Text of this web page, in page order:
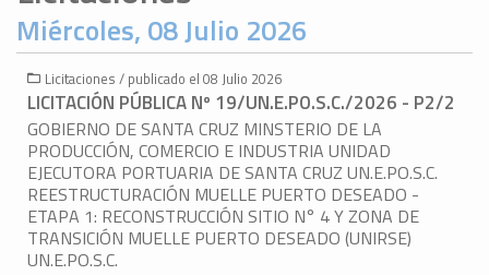
Miércoles, 08 Julio 2026
Licitaciones / publicado el 08 Julio 2026
LICITACIÓN PÚBLICA Nº 19/UN.E.PO.S.C./2026 - P2/2
GOBIERNO DE SANTA CRUZ MINSTERIO DE LA
PRODUCCIÓN, COMERCIO E INDUSTRIA UNIDAD
EJECUTORA PORTUARIA DE SANTA CRUZ UN.E.PO.S.C.
REESTRUCTURACIÓN MUELLE PUERTO DESEADO -
ETAPA 1: RECONSTRUCCIÓN SITIO N° 4 Y ZONA DE
TRANSICIÓN MUELLE PUERTO DESEADO (UNIRSE)
UN.E.PO.S.C.